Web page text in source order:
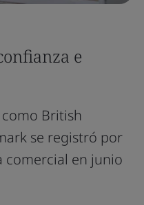
e
British
se registró por
comercial en junio